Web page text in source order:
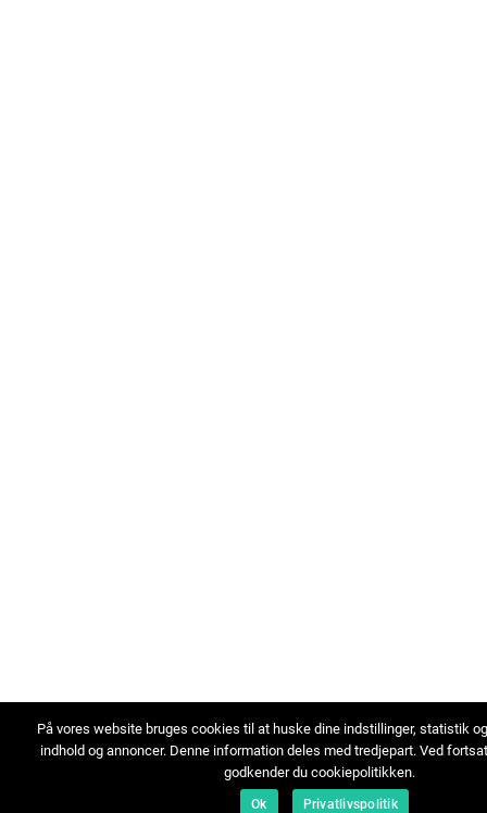
På vores website bruges cookies til at huske dine indstillinger, statistik
indhold og annoncer. Denne information deles med tredjepart. Ved
godkender du cookiepolitikken.
Ok Privatlivspolitik